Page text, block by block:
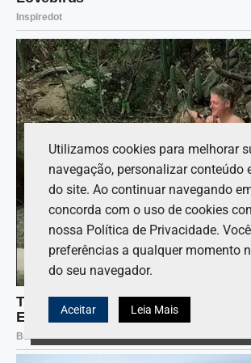
Utilizamos cookies para melhorar
navegação, personalizar conteúdo
do site. Ao continuar navegando
concorda com o uso de cookies
nossa Política de Privacidade.
preferências a qualquer momento
do seu navegador.
Aceitar Leia Mais